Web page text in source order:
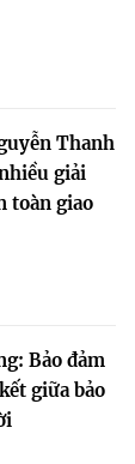
Thanh
giải
toàn giao
Bảo đảm
giữa bảo